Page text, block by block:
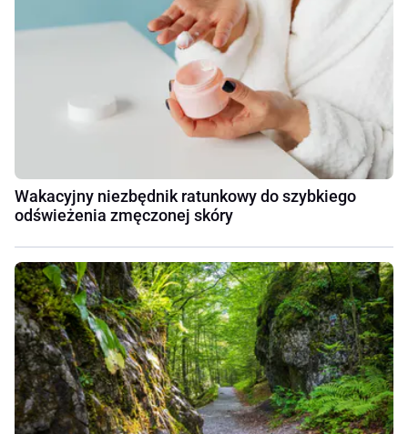
Wakacyjny niezbędnik ratunkowy do szybkiego
odświeżenia zmęczonej skóry